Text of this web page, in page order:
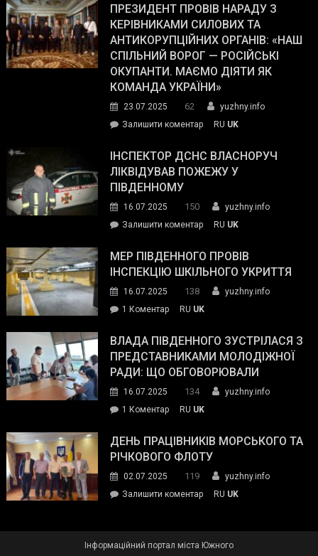
Street
Journal.
Південному
працівникам
ОПЗ
з
матеріального
резерву
гуманітарну
допомогу
ПРЕЗИДЕНТ ПРОВІВ НАРАДУ З
КЕРІВНИКАМИ СИЛОВИХ ТА
АНТИКОРУПЦІЙНИХ ОРГАНІВ: «НАШ
СПІЛЬНИЙ ВОРОГ — РОСІЙСЬКІ
ОКУПАНТИ. МАЄМО ДІЯТИ ЯК
КОМАНДА УКРАЇНИ»
23.07.2025 62
yuzhny.info
Залишити коментарon
провів
нараду
силових
та
органів:
«Наш
спільний
окупанти.
Маємо
діяти
команда
RU UK
ІНСПЕКТОР ДСНС ВЛАСНОРУЧ
ЛІКВІДУВАВ ПОЖЕЖУ У
ПІВДЕННОМУ
16.07.2025 150
yuzhny.info
Залишити коментарon
ДСНС
власноруч
пожежу
у
RU UK
МЕР ПІВДЕННОГО ПРОВІВ
ІНСПЕКЦІЮ ШКІЛЬНОГО УКРИТТЯ
16.07.2025 138
yuzhny.info
1 Коментардо
Південного
провів
інспекцію
укриття
RU UK
ВЛАДА ПІВДЕННОГО ЗУСТРІЛАСЯ З
ПРЕДСТАВНИКАМИ МОЛОДІЖНОЇ
РАДИ: ЩО ОБГОВОРЮВАЛИ
16.07.2025 134
yuzhny.info
1 Коментардо
Південного
зустрілася
представниками
молодіжної
обговорювали
RU UK
ДЕНЬ ПРАЦІВНИКІВ МОРСЬКОГО ТА
РІЧКОВОГО ФЛОТУ
02.07.2025 119
yuzhny.info
Залишити коментарon
RU UK
Інформаційний портал міста Южного